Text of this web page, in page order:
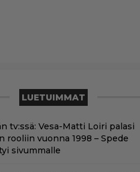
LUETUIMMAT
tv:ssä: Vesa-Matti Loiri palasi
rooliin vuonna 1998 – Spede
sivummalle